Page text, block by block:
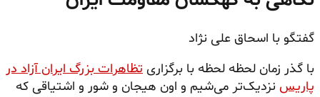
گفتگو با اسحاق علی نژاد
با گذر زمان لحظه لحظه با برگزاری تظاهرات بزرگ ایران آزاد در
پاریس نزدیک‌تر می‌شیم و اون هیجان و شور و اشتیاقی که